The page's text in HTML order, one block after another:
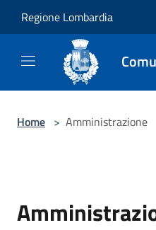
Regione Lombardia
Home > Amministrazione